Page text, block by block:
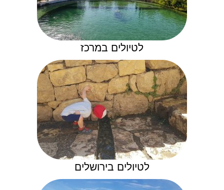
לטיולים במרכז
לטיולים בירושלים